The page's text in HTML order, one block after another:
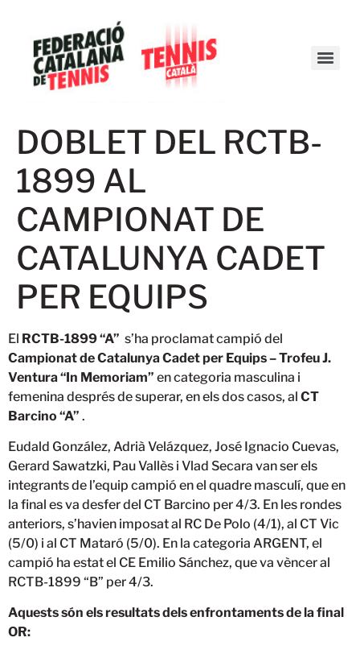
DOBLET DEL RCTB-
1899 AL
CAMPIONAT DE
CATALUNYA CADET
PER EQUIPS
El RCTB-1899 “A” s’ha proclamat campió del
Campionat de Catalunya Cadet per Equips – Trofeu J.
Ventura “In Memoriam” en categoria masculina i
femenina després de superar, en els dos casos, al CT
Barcino “A” .
Eudald González, Adrià Velázquez, José Ignacio Cuevas,
Gerard Sawatzki, Pau Vallès i Vlad Secara van ser els
integrants de l’equip campió en el quadre masculí, que en
la final es va desfer del CT Barcino per 4/3. En les rondes
anteriors, s’havien imposat al RC De Polo (4/1), al CT Vic
(5/0) i al CT Mataró (5/0). En la categoria ARGENT, el
campió ha estat el CE Emilio Sánchez, que va vèncer al
RCTB-1899 “B” per 4/3.
Aquests són els resultats dels enfrontaments de la final
OR: